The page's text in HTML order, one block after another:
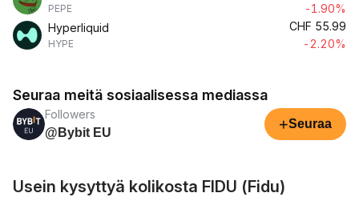
PEPE
-1.90%
Hyperliquid
HYPE
CHF 55.99
-2.20%
Seuraa meitä sosiaalisessa mediassa
Followers
@Bybit EU
+Seuraa
Usein kysyttyä kolikosta FIDU (Fidu)